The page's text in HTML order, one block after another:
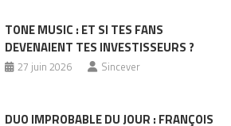
TONE MUSIC : ET SI TES FANS
DEVENAIENT TES INVESTISSEURS ?
27 juin 2026 Sincever
DUO IMPROBABLE DU JOUR : FRANÇOIS